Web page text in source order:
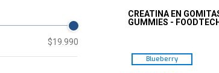
$19.990
CREATINA EN
GUMMIES - FOODTECH
Blueberry